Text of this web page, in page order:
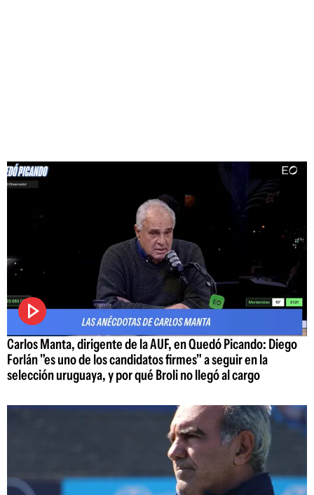
Carlos Manta, dirigente de la AUF, en Quedó Picando: Diego
Forlán "es uno de los candidatos firmes" a seguir en la
selección uruguaya, y por qué Broli no llegó al cargo